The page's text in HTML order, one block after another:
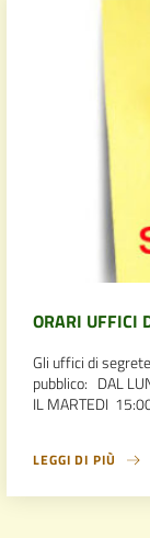
ORARI UFFICI
Gli uffici di
pubblico: DAL
IL MARTEDI
LEGGI DI PIÙ